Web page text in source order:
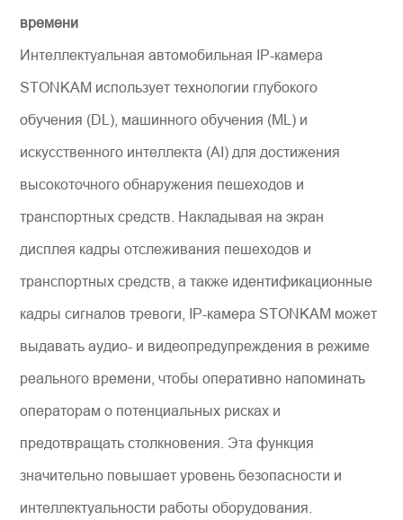
времени
Интеллектуальная автомобильная IP-камера
STONKAM использует технологии глубокого
обучения (DL), машинного обучения (ML) и
искусственного интеллекта (AI) для достижения
высокоточного обнаружения пешеходов и
транспортных средств. Накладывая на экран
дисплея кадры отслеживания пешеходов и
транспортных средств, а также идентификационные
кадры сигналов тревоги, IP-камера STONKAM может
выдавать аудио- и видеопредупреждения в режиме
реального времени, чтобы оперативно напоминать
операторам о потенциальных рисках и
предотвращать столкновения. Эта функция
значительно повышает уровень безопасности и
интеллектуальности работы оборудования.